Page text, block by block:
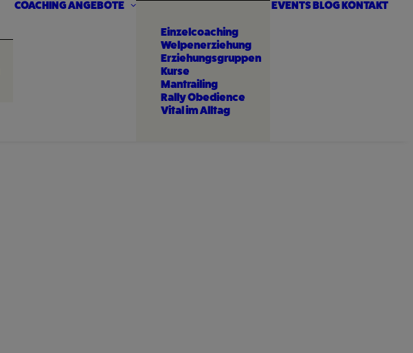
COACHING ANGEBOTE
Einzelcoaching
Welpenerziehung
Erziehungsgruppen
Kurse
Mantrailing
Rally Obedience
Vital im Alltag
EVENTSBLOGKONTAKT